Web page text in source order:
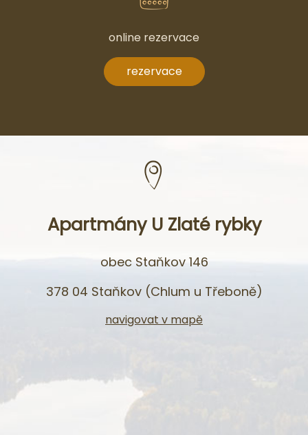
online rezervace
rezervace
Apartmány U Zlaté rybky
obec Staňkov 146
378 04 Staňkov (Chlum u Třeboně)
navigovat v mapě